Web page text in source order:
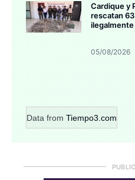
Cardique y
rescatan
05/08/2026
Data from Tiempo3.com